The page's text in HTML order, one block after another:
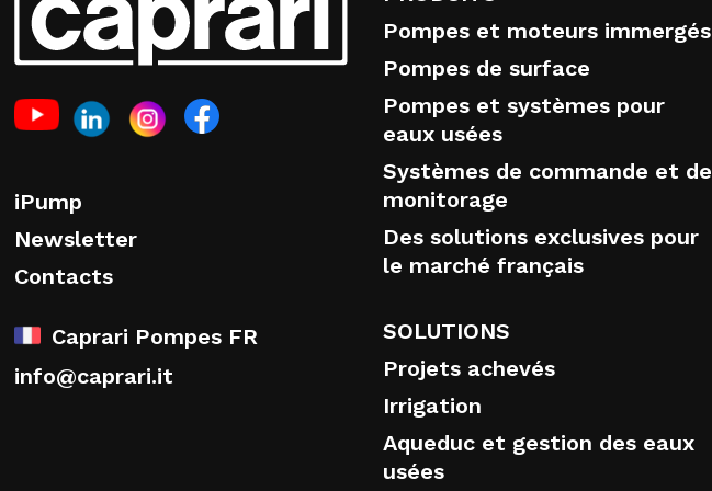
iPump
Newsletter
Contacts
Caprari Pompes FR
info@caprari.it
Pompes et moteurs immergés
Pompes de surface
Pompes et systèmes pour
eaux usées
Systèmes de commande et de
monitorage
Des solutions exclusives pour
le marché français
SOLUTIONS
Projets achevés
Irrigation
Aqueduc et gestion des eaux
usées